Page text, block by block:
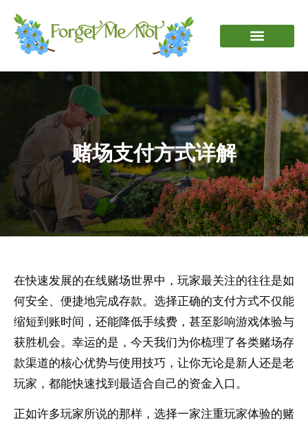
赌场支付方式详解
在快速发展的在线赌场世界中，玩家最关注的往往是如
何安全、便捷地完成存款。选择正确的支付方式不仅能
缩短到账时间，还能降低手续费，甚至影响游戏体验与
获胜机会。幸运的是，今天我们为你梳理了各类赌场存
款渠道的核心优势与使用技巧，让你无论是新人还是老
玩家，都能快速找到最适合自己的资金入口。
正如许多玩家所说的那样，选择一家注重玩家体验的赌